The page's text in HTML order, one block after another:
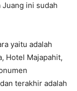
Juang ini sudah
yaitu adalah
Hotel Majapahit,
terakhir adalah